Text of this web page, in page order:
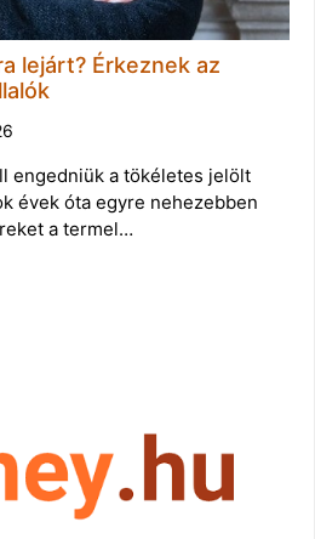
lejárt? Érkeznek az
engedniük a tökéletes jelölt
évek óta egyre nehezebben
a termel…